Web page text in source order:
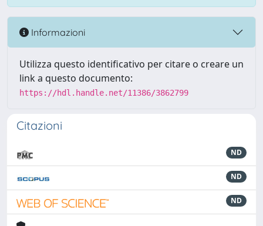
Informazioni
Utilizza questo identificativo per citare o creare un
link a questo documento:
https://hdl.handle.net/11386/3862799
Citazioni
ND
ND
ND